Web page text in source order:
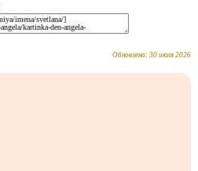
Обновлено:30 июля 2026